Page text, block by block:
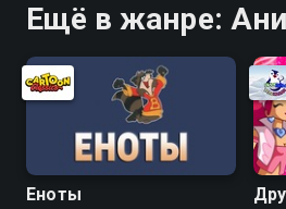
Ещё в жанре:
Еноты